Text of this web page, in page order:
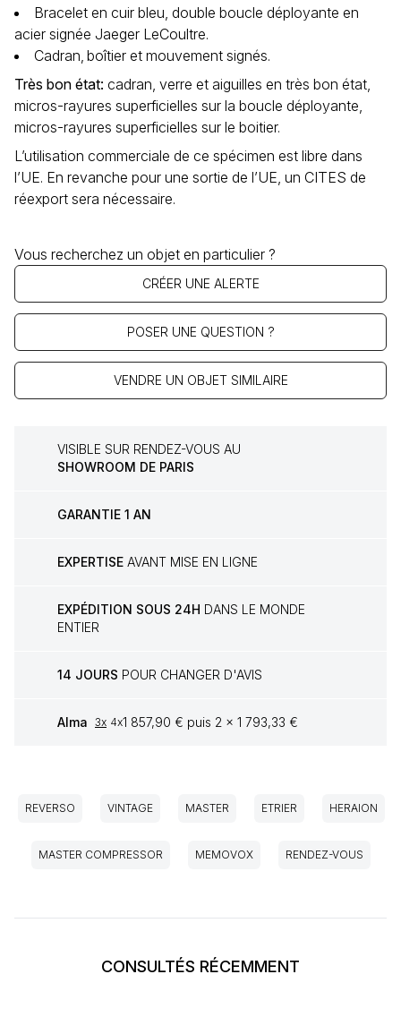
Bracelet en cuir bleu, double boucle déployante en
acier signée Jaeger LeCoultre.
Cadran‚ boîtier et mouvement signés.
Très bon état: cadran, verre et aiguilles en très bon état,
micros-rayures superficielles sur la boucle déployante,
micros-rayures superficielles sur le boitier.
L’utilisation commerciale de ce spécimen est libre dans
l’UE. En revanche pour une sortie de l’UE, un CITES de
réexport sera nécessaire.
Vous recherchez un objet en particulier ?
CRÉER UNE ALERTE
POSER UNE QUESTION ?
VENDRE UN OBJET SIMILAIRE
VISIBLE SUR RENDEZ-VOUS AU
SHOWROOM DE PARIS
GARANTIE 1 AN
EXPERTISE AVANT MISE EN LIGNE
EXPÉDITION SOUS 24H DANS LE MONDE
ENTIER
14 JOURS POUR CHANGER D'AVIS
Alma 3x 4x1 857,90 € puis 2 x 1 793,33 €
REVERSO VINTAGE MASTER ETRIER HERAION
MASTER COMPRESSOR MEMOVOX RENDEZ-VOUS
CONSULTÉS RÉCEMMENT